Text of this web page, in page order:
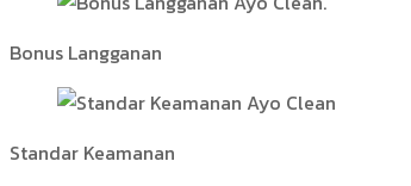
Bonus Langganan
Standar Keamanan